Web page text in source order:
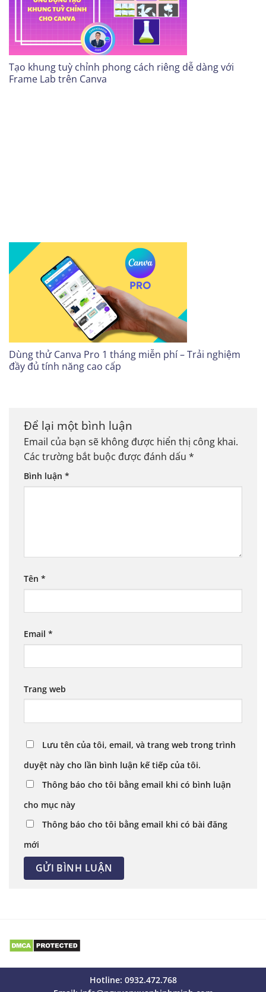
Tạo khung tuỳ chỉnh phong cách riêng dễ dàng với
Frame Lab trên Canva
Dùng thử Canva Pro 1 tháng miễn phí – Trải nghiệm
đầy đủ tính năng cao cấp
Để lại một bình luận
Email của bạn sẽ không được hiển thị công khai.
Các trường bắt buộc được đánh dấu *
Bình luận *
Tên *
Email *
Trang web
Lưu tên của tôi, email, và trang web trong trình
duyệt này cho lần bình luận kế tiếp của tôi.
Thông báo cho tôi bằng email khi có bình luận
cho mục này
Thông báo cho tôi bằng email khi có bài đăng
mới
Hotline: 0932.472.768